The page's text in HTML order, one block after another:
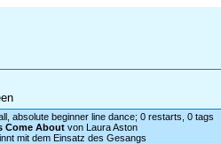
absolute beginner line dance; 0 restarts, 0 tags
Come Aboutvon Laura Aston
mit dem Einsatz des Gesangs